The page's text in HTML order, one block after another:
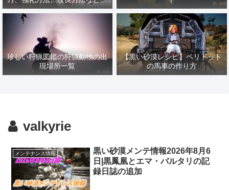
とめ【黒い砂漠冒険日誌１４１
珍しい狩猟図鑑の狩猟動物の出
現場所一覧
【黒い砂漠レシピ】ペリドット
の馬車の作り方
valkyrie
メンテナンス情報
黒い砂漠メンテ情報2026年8月6
日|黒鳳凰とエマ・バルタリの記
録日誌の追加